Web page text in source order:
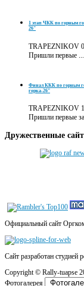
1 этап ЧКК по горным
26"
TRAPEZNIKOV
Пришли первые ...
Финал ККК по горным
горка-26"
TRAPEZNIKOV
Пришли первые
Дружественные
Официальный сайт
Сайт разработан
Copyright © Rally-tuapse
Фотогалерея